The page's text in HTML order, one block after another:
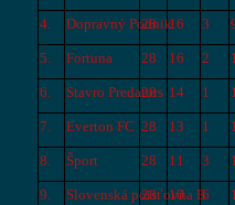
4. Dopravný Podnik
28 16 3
5. Fortuna 28 16 2
6. Stavro Predators
28 14 1
7. Everton FC 28 13 1
8. Šport 28 11 3
9. Slovenská poisťovňa B
28 10 6